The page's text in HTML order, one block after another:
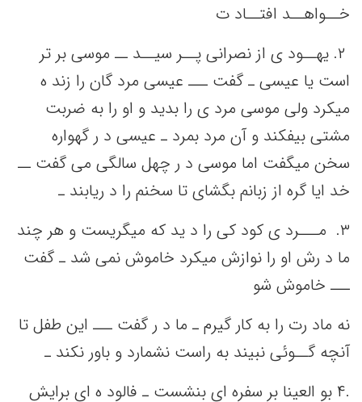
خــواهــد افتــاد ت
٢. ‌یهــود ی از نصرانی‌ پــر سیــد ــ موسی‌ بر تر
است‌ یا عیسی‌ ـ گفت‌ ـــ عیسی‌ مرد گان را زند ه
میکرد ولی‌ موسی‌ مرد ی را بدید و او را به‌ ضربت‌
مشتی‌ بیفکند و آن مرد بمرد ـ عیسی‌ د ر گهواره
سخن‌ میگفت‌ اما موسی‌ د ر چهل‌ سالگی‌ می‌ گفت‌ ــ
خد ایا گره از زبانم‌ بگشای تا سخنم‌ را د ریابند ـ
٣. ‌ مـــرد ی کود کی‌ را د ید که‌ میگریست‌ و هر چند
ما د رش او را نوازش میکرد خاموش نمی‌ شد ـ گفت‌
ـــ خاموش شو
نه‌ ماد رت را به‌ کار گیرم ـ ما د ر گفت‌ ـــ این‌ طفل‌ تا
آنچه‌ گــوئی‌ نبیند به‌ راست‌ نشمارد و باور نکند ـ
.۴‌ بو العینا بر سفره ای بنشست‌ ـ فالود ه ای برایش‌